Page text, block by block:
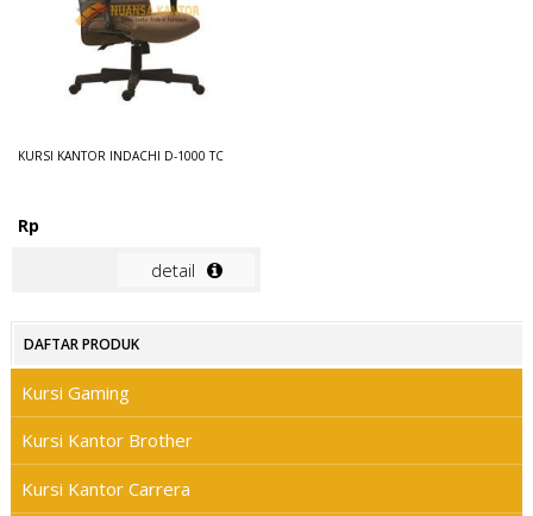
KURSI KANTOR INDACHI D-1000 TC
Rp
detail
DAFTAR PRODUK
Kursi Gaming
Kursi Kantor Brother
Kursi Kantor Carrera